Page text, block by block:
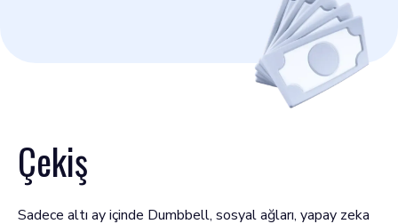
Çekiş
Sadece altı ay içinde Dumbbell, sosyal ağları, yapay zeka